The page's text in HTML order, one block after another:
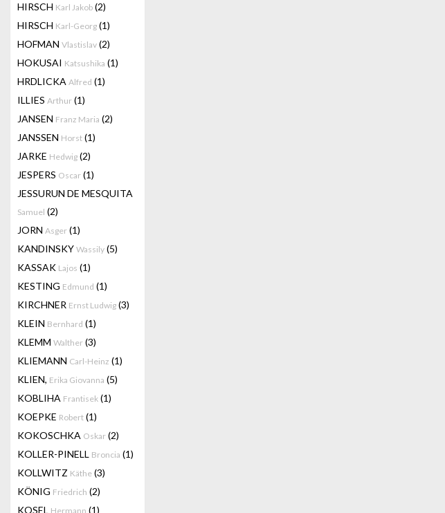
HIRSCH Karl Jakob (2)
HIRSCH Karl-Georg (1)
HOFMAN Vlastislav (2)
HOKUSAI Katsushika (1)
HRDLICKA Alfred (1)
ILLIES Arthur (1)
JANSEN Franz Maria (2)
JANSSEN Horst (1)
JARKE Hedwig (2)
JESPERS Oscar (1)
JESSURUN DE MESQUITA
Samuel (2)
JORN Asger (1)
KANDINSKY Wassily (5)
KASSAK Lajos (1)
KESTING Edmund (1)
KIRCHNER Ernst Ludwig (3)
KLEIN Bernhard (1)
KLEMM Walther (3)
KLIEMANN Carl-Heinz (1)
KLIEN, Erika Giovanna (5)
KOBLIHA Frantisek (1)
KOEPKE Robert (1)
KOKOSCHKA Oskar (2)
KOLLER-PINELL Broncia (1)
KOLLWITZ Käthe (3)
KÖNIG Friedrich (2)
KOSEL Hermann (1)